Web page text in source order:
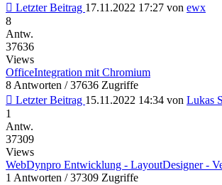
Letzter Beitrag 17.11.2022 17:27 von ewx
8
Antw.
37636
Views
OfficeIntegration mit Chromium
8 Antworten / 37636 Zugriffe
Letzter Beitrag 15.11.2022 14:34 von Lukas
1
Antw.
37309
Views
WebDynpro Entwicklung - LayoutDesigner -
1 Antworten / 37309 Zugriffe